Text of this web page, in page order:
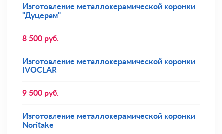
Изготовление металлокерамической коронки
"Дуцерам"
8 500 руб.
Изготовление металлокерамической коронки
IVOCLAR
9 500 руб.
Изготовление металлокерамической коронки
Noritake